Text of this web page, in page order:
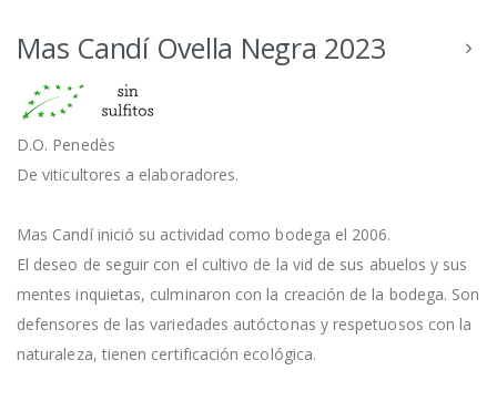
Mas Candí Ovella Negra 2023
D.O. Penedès
De viticultores a elaboradores.
Mas Candí inició su actividad como bodega el 2006.
El deseo de seguir con el cultivo de la vid de sus abuelos y sus
mentes inquietas, culminaron con la creación de la bodega. Son
defensores de las variedades autóctonas y respetuosos con la
naturaleza, tienen certificación ecológica.